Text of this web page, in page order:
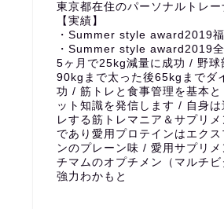
東京都在住のパーソナルトレー
【実績】
・Summer style award2019
・Summer style award2019
5ヶ月で25kg減量に成功 / 野球
90kgまで太った後65kgまでダ
功 / 筋トレと食事管理を基本と
ット知識を発信します / 自身は
レする筋トレマニア＆サプリメ
であり愛用プロテインはエクス
ンのプレーン味 / 愛用サプリ
チマムのオプチメン（マルチビ
強力わかもと